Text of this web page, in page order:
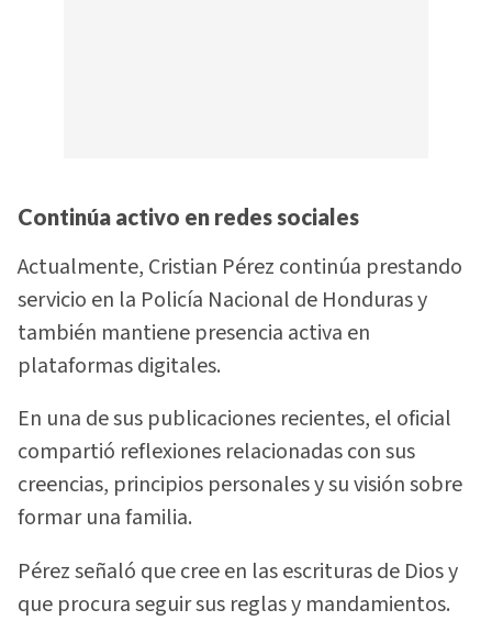
Continúa activo en redes sociales
Actualmente, Cristian Pérez continúa prestando
servicio en la Policía Nacional de Honduras y
también mantiene presencia activa en
plataformas digitales.
En una de sus publicaciones recientes, el oficial
compartió reflexiones relacionadas con sus
creencias, principios personales y su visión sobre
formar una familia.
Pérez señaló que cree en las escrituras de Dios y
que procura seguir sus reglas y mandamientos.